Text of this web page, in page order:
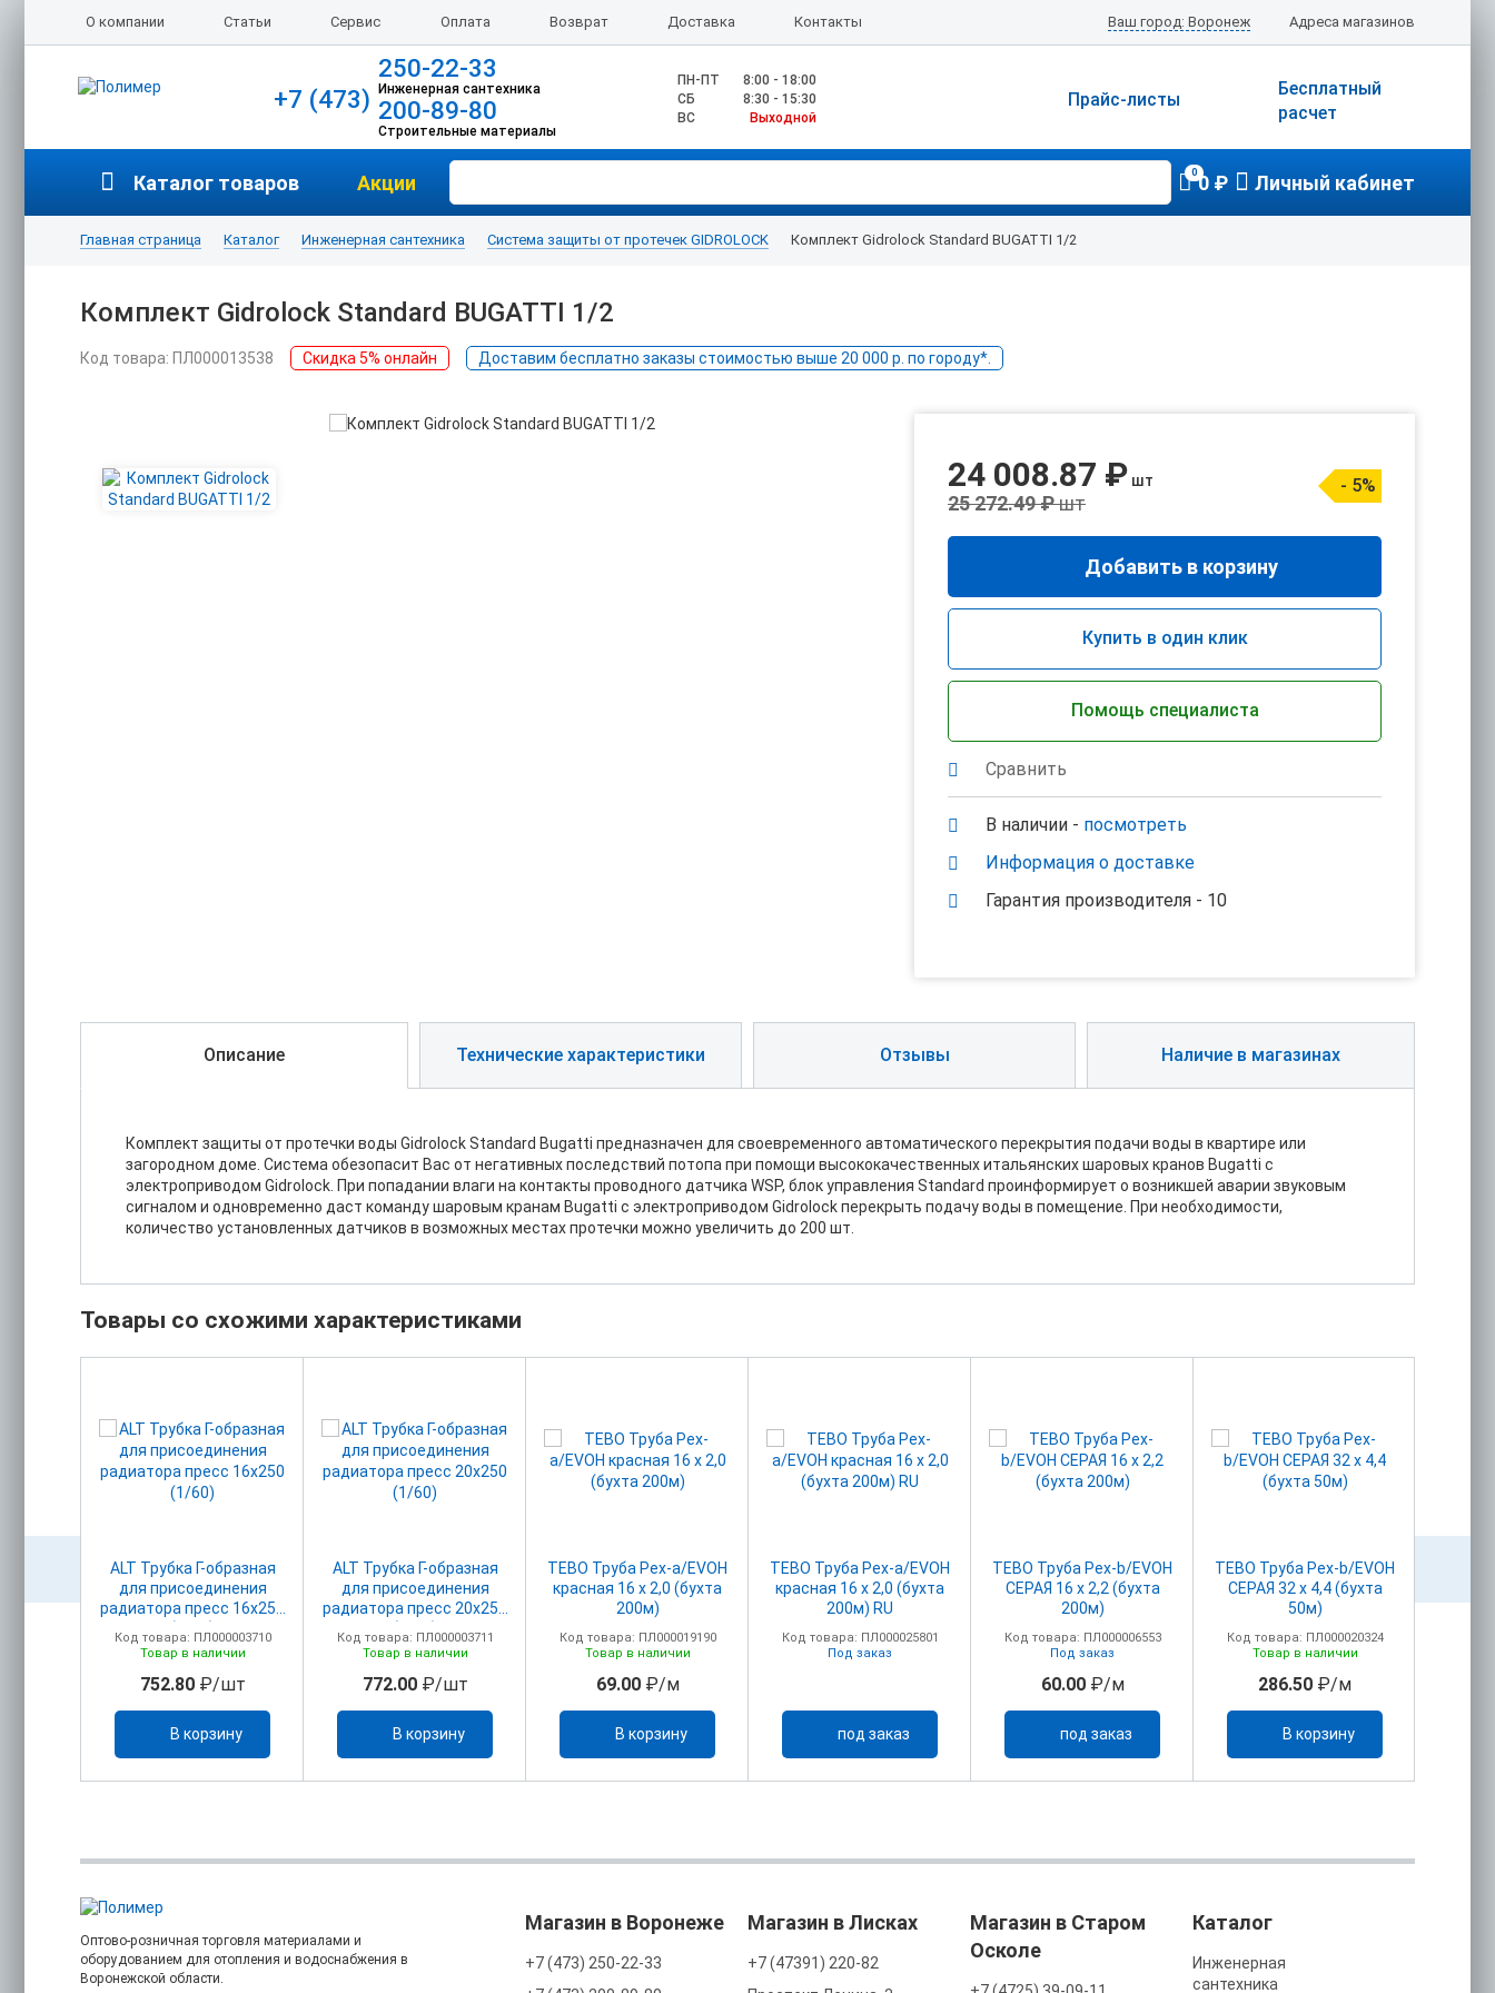
О компании Статьи Сервис Оплата Возврат Доставка Контакты Адреса магазинов
Ваш город: Воронеж
+7 (473)
250-22-33
Инженерная сантехника
200-89-80
Строительные материалы
ПН-ПТ
8:00 - 18:00
CБ
8:30 - 15:30
ВС
Выходной
Бесплатный
расчет
Прайс-листы
Каталог товаров Акции 00 ₽ Личный кабинет
Главная страница Каталог Инженерная сантехника Система защиты от протечек GIDROLOCK Комплект Gidrolock Standard BUGATTI 1/2
Комплект Gidrolock Standard BUGATTI 1/2
Код товара: ПЛ000013538 Скидка 5% онлайн Доставим бесплатно заказы стоимостью выше 20 000 р. по городу*.
24 008.87 ₽ шт
25 272.49 ₽шт
- 5%
Добавить в корзину
Купить в один клик
Помощь специалиста
Сравнить
В наличии - посмотреть
Информация о доставке
Гарантия производителя - 10
Описание Технические характеристики Отзывы Наличие в магазинах
Комплект защиты от протечки воды Gidrolock Standard Bugatti предназначен для своевременного автоматического перекрытия подачи воды в квартире или
загородном доме. Система обезопасит Вас от негативных последствий потопа при помощи высококачественных итальянских шаровых кранов Bugatti с
электроприводом Gidrolock. При попадании влаги на контакты проводного датчика WSP, блок управления Standard проинформирует о возникшей аварии звуковым
сигналом и одновременно даст команду шаровым кранам Bugatti с электроприводом Gidrolock перекрыть подачу воды в помещение. При необходимости,
количество установленных датчиков в возможных местах протечки можно увеличить до 200 шт.
Товары со схожими характеристиками
ALT Трубка Г-образная
для присоединения
радиатора пресс 16х250
Код товара: ПЛ000003710
Товар в наличии
752.80₽/шт
В корзину
ALT Трубка Г-образная
для присоединения
радиатора пресс 20х250
Код товара: ПЛ000003711
Товар в наличии
772.00₽/шт
В корзину
TEBO Труба Pex-a/EVOH
красная 16 х 2,0 (бухта
200м)
Код товара: ПЛ000019190
Товар в наличии
69.00₽/м
В корзину
TEBO Труба Pex-a/EVOH
красная 16 х 2,0 (бухта
200м) RU
Код товара: ПЛ000025801
Под заказ
под заказ
TEBO Труба Pex-b/EVOH
СЕРАЯ 16 х 2,2 (бухта
200м)
Код товара: ПЛ000006553
Под заказ
60.00₽/м
под заказ
TEBO Труба Pex-b/EVOH
СЕРАЯ 32 х 4,4 (бухта
50м)
Код товара: ПЛ000020324
Товар в наличии
286.50 ₽/м
В корзину
Оптово-розничная торговля материалами и
оборудованием для отопления и водоснабжения в
Воронежской области.
Магазин в Воронеже
+7 (473) 250-22-33
Магазин в Лисках
+7 (47391) 220-82
Магазин в Старом
Осколе
Каталог
Инженерная
сантехника